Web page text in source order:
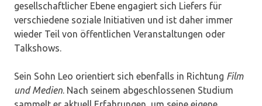
gesellschaftlicher Ebene engagiert sich Liefers für
verschiedene soziale Initiativen und ist daher immer
wieder Teil von öffentlichen Veranstaltungen oder
Talkshows.
Sein Sohn Leo orientiert sich ebenfalls in Richtung Film
und Medien. Nach seinem abgeschlossenen Studium